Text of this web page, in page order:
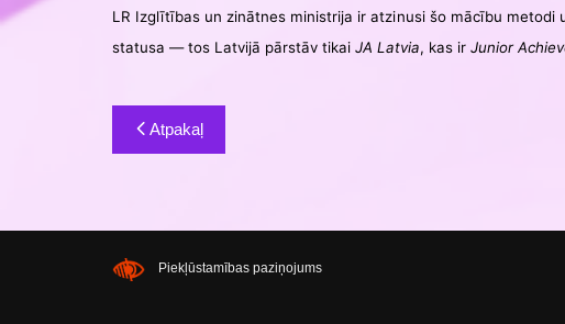
LR Izglītības un zinātnes ministrija ir atzinusi šo mācību
statusa — tos Latvijā pārstāv tikai JA Latvia, kas ir Junior
Ziņu
izvēlne
Atpakaļ
Piekļūstamības paziņojums